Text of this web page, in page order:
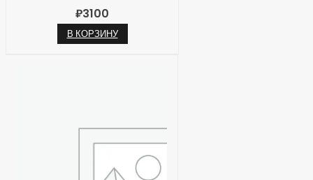
₽3100
В КОРЗИНУ